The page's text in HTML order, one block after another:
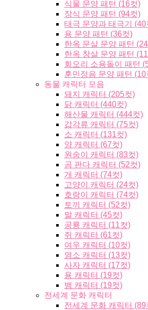
식물 문양 패턴 (16컷)
장식 문양 패턴 (94컷)
태극 문양과 태극기 (40
용 문양 패턴 (36컷)
한옥 문살 문양 패턴
한옥 창살 문양 패턴
회오리 소용돌이 패턴
훈민정음 문양 패턴 (10
동물 캐릭터 모음
돼지 캐릭터 (205컷)
닭 캐릭터 (440컷)
해산물 캐릭터 (444컷)
갑각류 캐릭터 (75컷)
소 캐릭터 (131컷)
양 캐릭터 (67컷)
원숭이 캐릭터 (83컷)
곰 판다 캐릭터 (52컷)
개 캐릭터 (74컷)
고양이 캐릭터 (24컷)
호랑이 캐릭터 (74컷)
토끼 캐릭터 (52컷)
말 캐릭터 (45컷)
공룡 캐릭터 (11컷)
쥐 캐릭터 (61컷)
여우 캐릭터 (10컷)
염소 캐릭터 (13컷)
사자 캐릭터 (17컷)
용 캐릭터 (19컷)
뱀 캐릭터 (19컷)
전세계 문화 캐릭터
전세계 문화 캐릭터 (89